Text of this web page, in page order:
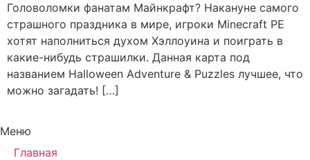
Головоломки фанатам Майнкрафт? Накануне самого
страшного праздника в мире, игроки Minecraft PE
хотят наполниться духом Хэллоуина и поиграть в
какие-нибудь страшилки. Данная карта под
названием Halloween Adventure & Puzzles лучшее, что
можно загадать! […]
Меню
Главная